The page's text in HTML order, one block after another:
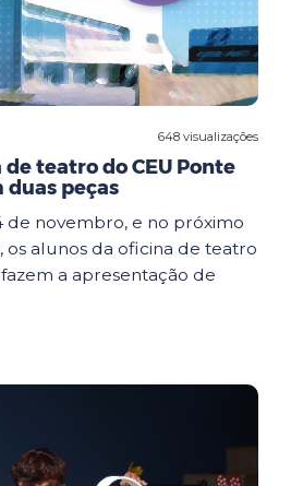
648 visualizações
teatro do CEU Ponte
peças
de novembro, e no próximo
os alunos da oficina de teatro
a apresentação de